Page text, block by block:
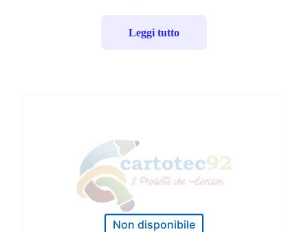
Leggi tutto
Non disponibile